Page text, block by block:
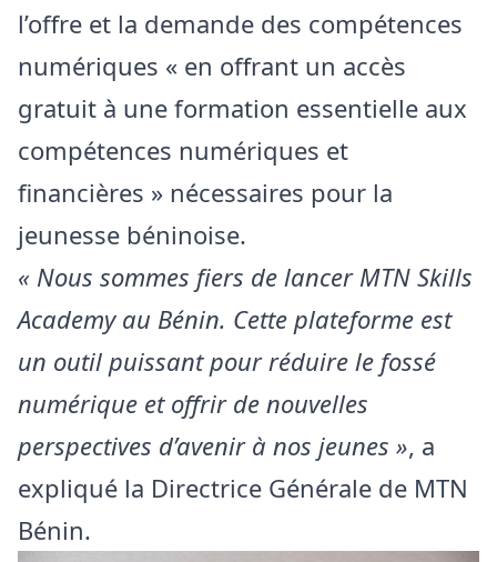
l’offre et la demande des compétences
numériques « en offrant un accès
gratuit à une formation essentielle aux
compétences numériques et
financières » nécessaires pour la
jeunesse béninoise.
« Nous sommes fiers de lancer MTN Skills
Academy au Bénin. Cette plateforme est
un outil puissant pour réduire le fossé
numérique et offrir de nouvelles
perspectives d’avenir à nos jeunes », a
expliqué la Directrice Générale de MTN
Bénin.